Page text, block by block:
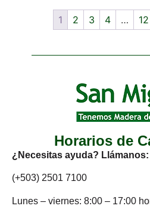
1 2 3 4 … 12
Horarios de
¿Necesitas ayuda? Llámanos:
(+503) 2501 7100
Lunes – viernes: 8:00 – 17:00